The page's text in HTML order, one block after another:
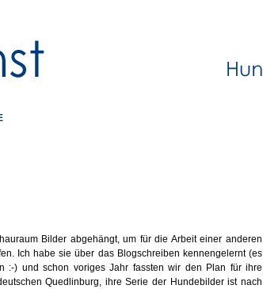
Bilder abgehängt, um für die Arbeit einer anderen
Ich habe sie über das Blogschreiben kennengelernt (es
:-) und schon voriges Jahr fassten wir den Plan für ihre
Quedlinburg, ihre Serie der Hundebilder ist nach